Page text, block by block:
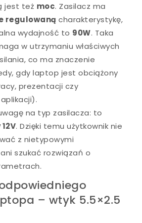
jest też moc. Zasilacz ma
regulowaną charakterystykę,
wydajność to 90W. Taka
w utrzymaniu właściwych
co ma znaczenie
gdy laptop jest obciążony
prezentacji czy
na typ zasilacza: to
. Dzięki temu użytkownik nie
z nietypowymi
szukać rozwiązań o
– wtyk 5.5×2.5